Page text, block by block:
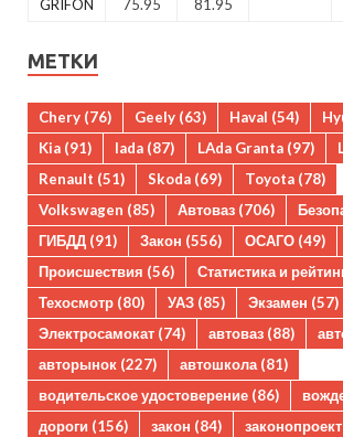
GRIFON
75.95 81.95
МЕТКИ
Chery (76) Geely (63) Haval (54)
Kia (91) lada (87) LAda Granta (97)
Renault (51) Skoda (69) Toyota (78)
Volkswagen (85) Автоваз (706)
ГИБДД (91) Закон (556) ОСАГО (49)
Происшествия (56) Статистика и
Техосмотр (80) УАЗ (85) Экзамен (57)
Электросамокат (74) автоваз (88)
авторынок (227) автошкола(81)
водительское удостоверение (86)
дороги (156) закон (84) законопроект